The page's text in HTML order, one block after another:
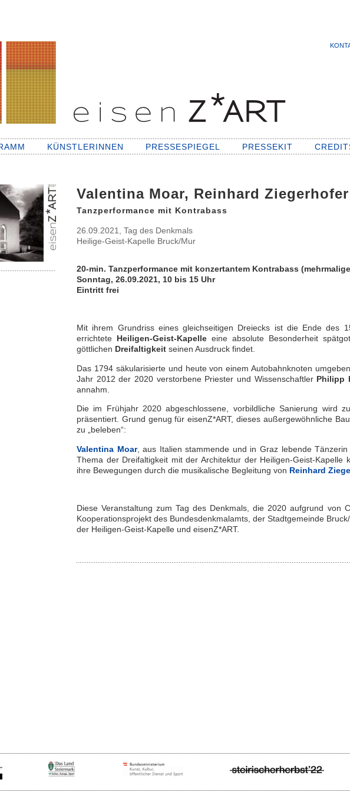
KÜNSTLERINNEN PRESSESPIEGEL PRESSEKIT
Valentina Moar, Reinhard
Tanzperformance mit Kontrabass
26.09.2021, Tag des Denkmals
Heilige-Geist-Kapelle Bruck/Mur
20-min. Tanzperformance mit konzertantem Kontrabass
Sonntag, 26.09.2021, 10 bis 15 Uhr
Eintritt frei
Mit ihrem Grundriss eines gleichseitigen Dreiecks ist die Ende des
errichtete Heiligen-Geist-Kapelleeine absolute Besonderheit
göttlichen Dreifaltigkeit seinen Ausdruck findet.
Das 1794 säkularisierte und heute von einem Autobahnknoten
Jahr 2012 der 2020 verstorbene Priester und Wissenschaftler Philipp
annahm.
Die im Frühjahr 2020 abgeschlossene, vorbildliche Sanierung wird
präsentiert. Grund genug für eisenZ*ART, dieses außergewöhnliche
zu „beleben“:
Valentina Moar, aus Italien stammende und in Graz lebende
Thema der Dreifaltigkeit mit der Architektur der Heiligen-Geist-Kapelle
ihre Bewegungen durch die musikalische Begleitung von Reinhard
Diese Veranstaltung zum Tag des Denkmals, die 2020 aufgrund von
Kooperationsprojekt des Bundesdenkmalamts, der Stadtgemeinde
der Heiligen-Geist-Kapelle und eisenZ*ART.